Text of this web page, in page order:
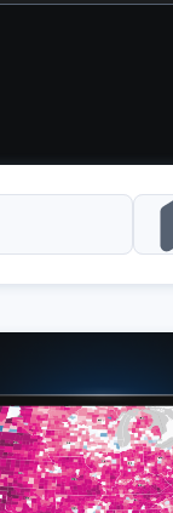
リジェンス